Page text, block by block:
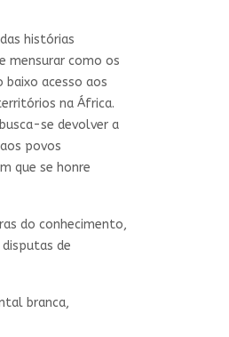
histórias
mensurar como os
acesso aos
na África.
se devolver a
povos
que se honre
do conhecimento,
de
branca,